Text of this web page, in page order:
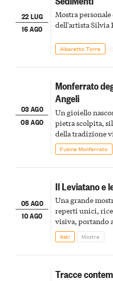
22 LUG
16 AGO
Mostra
dell'artista Silvia
Albaretto Torre
03 AGO
08 AGO
Monferrato
Angeli
Un gioiello
pietra scolpita,
della tradizione
Fubine Monferrato
05 AGO
10 AGO
Il Leviatano e
Una grande
reperti unici,
visiva, portando
della scena le
Asti Mostre
Tracce